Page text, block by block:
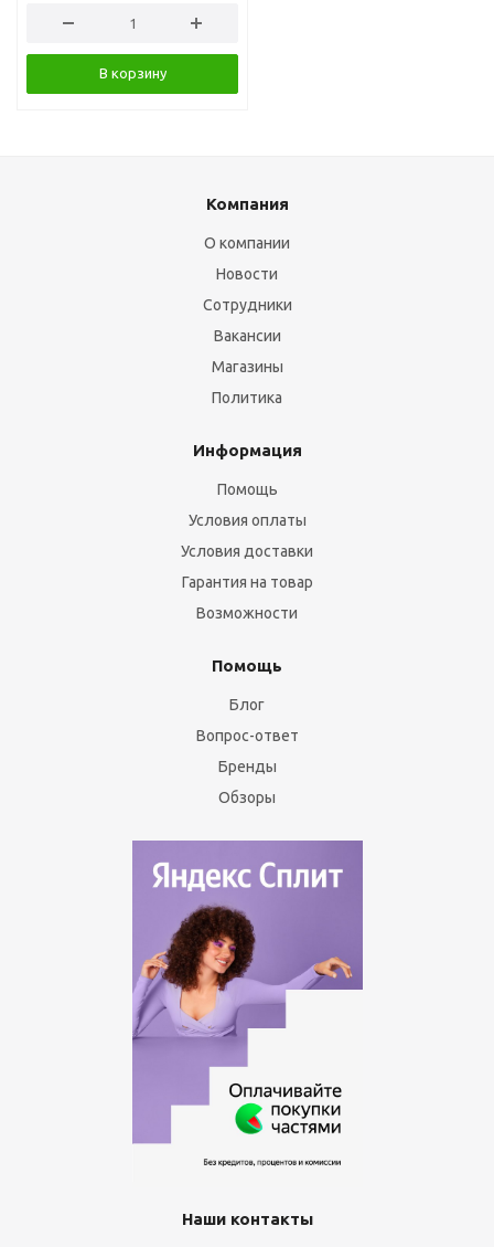
В корзину
Компания
О компании
Новости
Сотрудники
Вакансии
Магазины
Политика
Информация
Помощь
Условия оплаты
Условия доставки
Гарантия на товар
Возможности
Помощь
Блог
Вопрос-ответ
Бренды
Обзоры
Наши контакты